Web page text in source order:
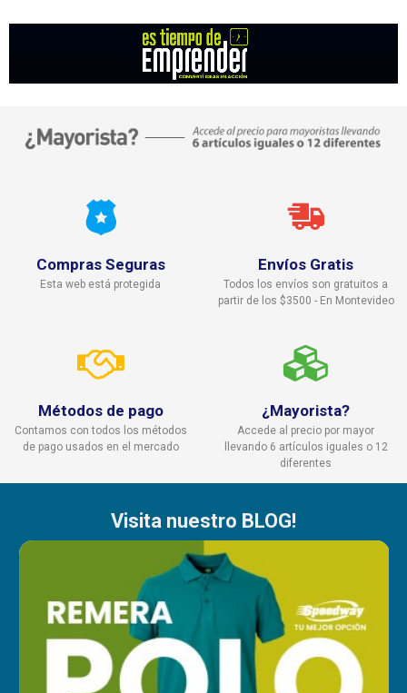
Compras Seguras
Esta web está protegida
Envíos Gratis
Todos los envíos son gratuitos a
partir de los $3500 - En Montevideo
Métodos de pago
Contamos con todos los métodos
de pago usados en el mercado
¿Mayorista?
Accede al precio por mayor
llevando 6 artículos iguales o 12
diferentes
Visita nuestro BLOG!